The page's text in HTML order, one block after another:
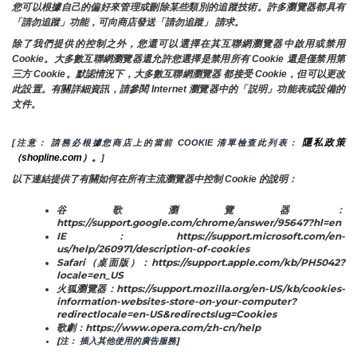
您可以根據自己的偏好來管理或刪除某些類別的追蹤技術。許多瀏覽器都具有
「請勿追蹤」功能，可向商店發送「請勿追蹤」 請求。
除了我們提供的控制之外，您還可以選擇在其互聯網瀏覽器中啟用或禁用
Cookie。大多數互聯網瀏覽器還允許您選擇是禁用所有 Cookie 還是僅禁用第
三方 Cookie。默認情況下，大多數互聯網瀏覽器 都接受 Cookie，但可以更改
此設置。有關詳細資訊，請參閱 Internet 瀏覽器中的「説明」功能表或設備的
文件。
[注意： 請務必根據您商店上的當前 COOKIE 清單檢查此列表： 隱私政策
（shopline.com）。
]
以下連結提供了有關如何在所有主流瀏覽器中控制 Cookie 的說明：
谷歌瀏覽器：
https://support.google.com/chrome/answer/95647?hl=en
IE：https://support.microsoft.com/en-
us/help/260971/description-of-cookies
Safari（桌面版）：https://support.apple.com/kb/PH5042?
locale=en_US
火狐瀏覽器：https://support.mozilla.org/en-US/kb/cookies-
information-websites-store-on-your-computer?
redirectlocale=en-US&redirectslug=Cookies
歌劇：https://www.opera.com/zh-cn/help
[注： 插入其他使用的廣告服務]